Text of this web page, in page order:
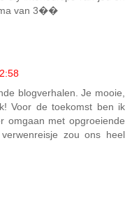
van 3��
blogverhalen. Je mooie,
Voor de toekomst ben ik
omgaan met opgroeiende
zou ons heel